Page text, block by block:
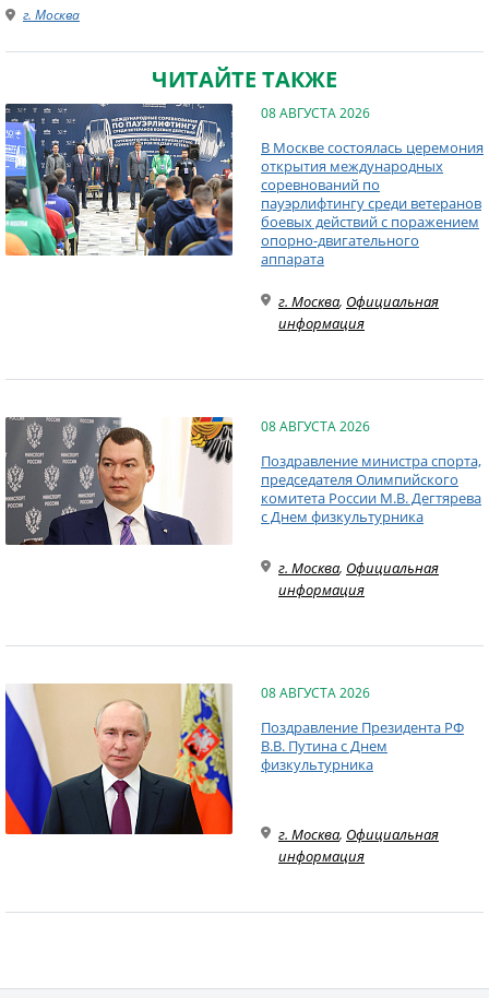
г. Москва
ЧИТАЙТЕ ТАКЖЕ
08 АВГУСТА 2026
В Москве состоялась церемония
открытия международных
соревнований по
пауэрлифтингу среди ветеранов
боевых действий с поражением
опорно-двигательного
аппарата
г. Москва, Официальная
информация
08 АВГУСТА 2026
Поздравление министра спорта,
председателя Олимпийского
комитета России М.В. Дегтярева
с Днем физкультурника
г. Москва, Официальная
информация
08 АВГУСТА 2026
Поздравление Президента РФ
В.В. Путина с Днем
физкультурника
г. Москва, Официальная
информация